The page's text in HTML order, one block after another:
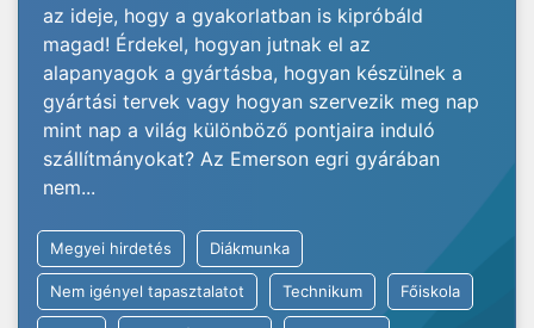
az ideje, hogy a gyakorlatban is kipróbáld
magad! Érdekel, hogyan jutnak el az
alapanyagok a gyártásba, hogyan készülnek a
gyártási tervek vagy hogyan szervezik meg nap
mint nap a világ különböző pontjaira induló
szállítmányokat? Az Emerson egri gyárában
nem...
Megyei hirdetés Diákmunka
Nem igényel tapasztalatot Technikum Főiskola